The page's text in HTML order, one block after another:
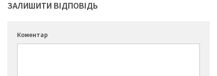
ЗАЛИШИТИ ВІДПОВІДЬ
Коментар